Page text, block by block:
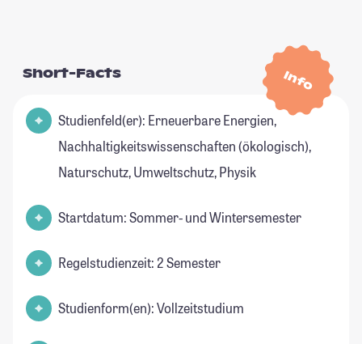
Info
Short-Facts
Studienfeld(er): Erneuerbare Energien,
Nachhaltigkeitswissenschaften (ökologisch),
Naturschutz, Umweltschutz, Physik
Startdatum: Sommer- und Wintersemester
Regelstudienzeit: 2 Semester
Studienform(en): Vollzeitstudium